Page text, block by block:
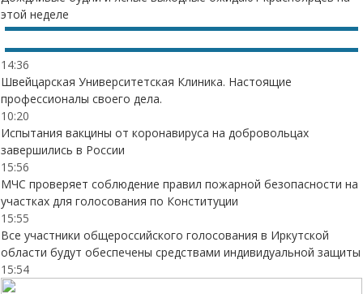
этой неделе
14:36
Швейцарская Университетская Клиника. Настоящие
профессионалы своего дела.
10:20
Испытания вакцины от коронавируса на добровольцах
завершились в России
15:56
МЧС проверяет соблюдение правил пожарной безопасности на
участках для голосования по Конституции
15:55
Все участники общероссийского голосования в Иркутской
области будут обеспечены средствами индивидуальной защиты
15:54